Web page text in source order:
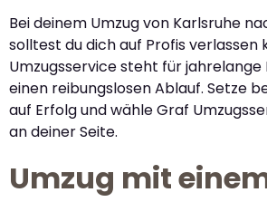
Bei deinem Umzug von Karlsruhe
solltest du dich auf Profis verlassen
Umzugsservice steht für jahrelange
einen reibungslosen Ablauf. Setze
auf Erfolg und wähle Graf
an deiner Seite.
Umzug mit